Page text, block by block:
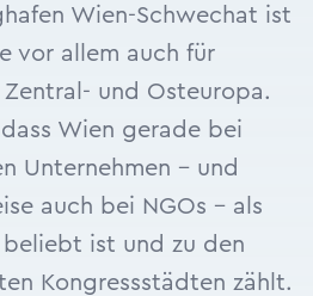
Wien-Schwechat ist
vor allem auch für
und Osteuropa.
Wien gerade bei
Unternehmen - und
auch bei NGOs - als
ist und zu den
Kongressstädten zählt.